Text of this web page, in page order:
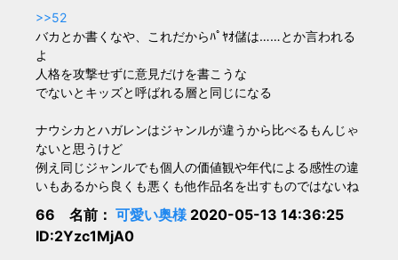
>>52
バカとか書くなや、これだからﾊﾟﾔｵ儲は……とか言われる
よ
人格を攻撃せずに意見だけを書こうな
でないとキッズと呼ばれる層と同じになる
ナウシカとハガレンはジャンルが違うから比べるもんじゃ
ないと思うけど
例え同じジャンルでも個人の価値観や年代による感性の違
いもあるから良くも悪くも他作品名を出すものではないね
66 名前： 可愛い奥様2020-05-13 14:36:25
ID:2Yzc1MjA0